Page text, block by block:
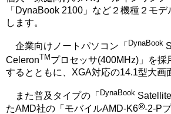
「DynaBook 2100」など２機種２モ
します。
企業向けノートパソコン「 DynaBook
CeleronTM プロセッサ(400MHz)」を
するとともに、XGA対応の14.1型大
また普及タイプの「 DynaBook
たAMD社の「モバイルAMD-K6
-2-P